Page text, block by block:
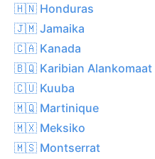
🇭🇳 Honduras
🇯🇲 Jamaika
🇨🇦 Kanada
🇧🇶 Karibian Alankomaat
🇨🇺 Kuuba
🇲🇶 Martinique
🇲🇽 Meksiko
🇲🇸 Montserrat